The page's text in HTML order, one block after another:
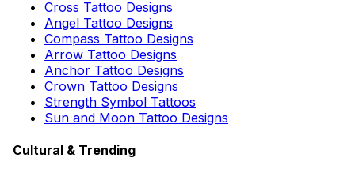
Cross Tattoo Designs
Angel Tattoo Designs
Compass Tattoo Designs
Arrow Tattoo Designs
Anchor Tattoo Designs
Crown Tattoo Designs
Strength Symbol Tattoos
Sun and Moon Tattoo Designs
Cultural & Trending